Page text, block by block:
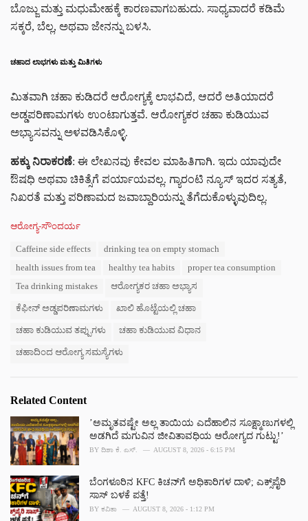
ಬೊಜ್ಜು ಮತ್ತು ಮಧುಮೇಹಕ್ಕೆ ಕಾರಣವಾಗಬಹುದು. ಸಾಧ್ಯವಾದರೆ ಕಡಿಮೆ
ಸಕ್ಕರೆ, ಬೆಲ್ಲ, ಅಥವಾ ಜೇನನ್ನು ಬಳಸಿ.
ಚಹಾದ ಲಾಭಗಳು ಮತ್ತು ಮಿತಿಗಳು
ಮಿತವಾಗಿ ಚಹಾ ಕುಡಿದರೆ ಆರೋಗ್ಯಕ್ಕೆ ಲಾಭವಿದೆ, ಆದರೆ ಅತಿಯಾದರೆ
ಅಡ್ಡಪರಿಣಾಮಗಳು ಉಂಟಾಗುತ್ತವೆ. ಆರೋಗ್ಯಕರ ಚಹಾ ಕುಡಿಯುವ
ಅಭ್ಯಾಸವನ್ನು ಅಳವಡಿಸಿಕೊಳ್ಳಿ.
ಹಕ್ಕು ನಿರಾಕರಣೆ: ಈ ಲೇಖನವು ಕೇವಲ ಮಾಹಿತಿಗಾಗಿ. ಇದು ಯಾವುದೇ
ಔಷಧಿ ಅಥವಾ ಚಿಕಿತ್ಸೆಗೆ ಪರ್ಯಾಯವಲ್ಲ. ಗ್ಯಾರಂಟಿ ನ್ಯೂಸ್ ಇದರ ಸತ್ಯತೆ,
ನಿಖರತೆ ಮತ್ತು ಪರಿಣಾಮದ ಜವಾಬ್ದಾರಿಯನ್ನು ತೆಗೆದುಕೊಳ್ಳುವುದಿಲ್ಲ.
C
ಆರೋಗ್ಯ-ಸೌಂದರ್ಯ
Caffeine side effects
drinking tea on empty stomach
health issues from tea
healthy tea habits
proper tea consumption
Tea drinking mistakes
ಆರೋಗ್ಯಕರ ಚಹಾ ಅಭ್ಯಾಸ
ಕೆಫೀನ್ ಅಡ್ಡಪರಿಣಾಮಗಳು ಖಾಲಿ ಹೊಟ್ಟೆಯಲ್ಲಿ ಚಹಾ
ಚಹಾ ಕುಡಿಯುವ ತಪ್ಪುಗಳು ಚಹಾ ಕುಡಿಯುವ ವಿಧಾನ
ಚಹಾದಿಂದ ಆರೋಗ್ಯ ಸಮಸ್ಯೆಗಳು
Related Content
ʼಅಮೃತವಷ್ಟೇ ಅಲ್ಲ ತಾಯಿಯ ಎದೆಹಾಲಿನ ಸೂಕ್ಷ್ಮಾಣುಗಳಲ್ಲಿ
ಅಡಗಿದೆ ಮಗುವಿನ ಜೀವಿತಾವಧಿಯ ಆರೋಗ್ಯದ ಗುಟ್ಟು!ʼ
BY ದಿಶಾ ಕೆ. ಎಸ್. AUGUST 8, 2026 - 6:15 PM
ಬೆಂಗಳೂರಿನ KFC ಕಿಚನ್‌ಗೆ ಅಧಿಕಾರಿಗಳ ದಾಳಿ; ಎಕ್ಸ್‌ಪೈರಿ
ಸಾಸ್ ಬಳಕೆ ಪತ್ತೆ!
BY ಕವಿತಾ AUGUST 8, 2026 - 1:12 PM